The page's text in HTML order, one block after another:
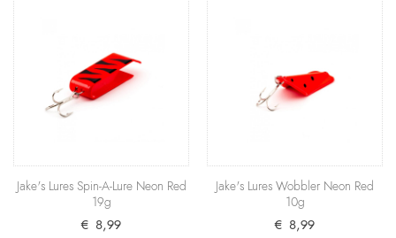
+ Warenkorb
Jake's Lures Spin-A-Lure Neon Yellow 19g
Eine hervorragende Wahl für das Schleppfischen in
trüben Gewässer und bei schlechtem Wetter: Der
€ 8,99
Jake's Lures Spin-A-Lure Neon Red
19g
€ 8,99
Jake's Lures Wobbler Neon Red
10g
€ 8,99